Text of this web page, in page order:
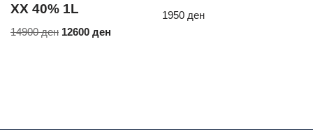
XX 40% 1L
14900ден 12600 ден
1950 ден